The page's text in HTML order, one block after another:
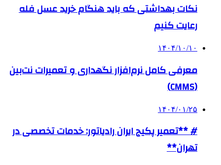
نکات بهداشتی که باید هنگام خرید عسل فله
رعایت کنیم
۱۴۰۴/۱۰/۱۰
معرفی کامل نرم‌افزار نگهداری و تعمیرات نت‌بین
(CMMS)
۱۴۰۴/۰۱/۲۵
# **تعمیر پکیج ایران رادیاتور: خدمات تخصصی در
تهران**